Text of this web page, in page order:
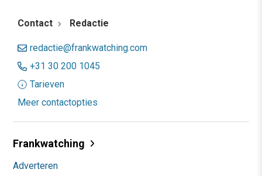
Contact Redactie
redactie@frankwatching.com
+31 30 200 1045
Tarieven
Meer contactopties
Frankwatching
Adverteren